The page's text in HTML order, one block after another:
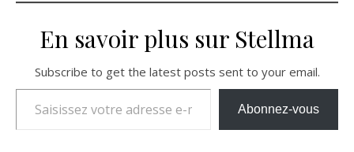
En savoir plus sur Stellma
Subscribe to get the latest posts sent to your email.
Saisissez votre adresse e-mail…
Abonnez-vous